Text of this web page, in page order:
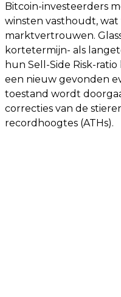
Bitcoin-investeerders
winsten vasthoudt,
marktvertrouwen.
kortetermijn- als
hun Sell-Side Risk-
een nieuw gevonden
toestand wordt
correcties van de
recordhoogtes (ATHs).